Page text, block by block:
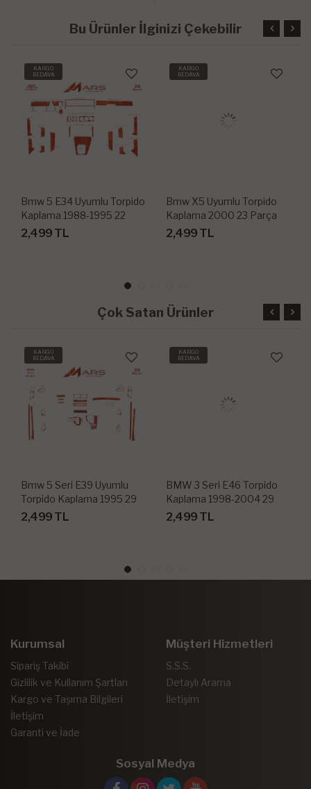
Bu Ürünler İlginizi Çekebilir
KARGO
BEDAVA
Bmw 5 E34 Uyumlu Torpido
Kaplama 1988-1995 22
Parça
2,499 TL
KARGO
BEDAVA
Bmw X5 Uyumlu Torpido
Kaplama 2000 23 Parça
2,499 TL
Çok Satan Ürünler
KARGO
BEDAVA
Bmw 5 Seri E39 Uyumlu
Torpido Kaplama 1995 29
Parça
2,499 TL
KARGO
BEDAVA
BMW 3 Seri E46 Torpido
Kaplama 1998-2004 29
Parça
2,499 TL
Kurumsal
Sipariş Takibi
Gizlilik ve Kullanım Şartları
Kargo ve Taşıma Bilgileri
İletişim
Garanti ve İade
Müşteri Hizmetleri
S.S.S.
Detaylı Arama
İletişim
Sosyal Medya